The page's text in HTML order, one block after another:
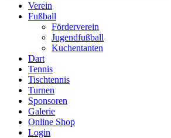
Verein
Fußball
Förderverein
Jugendfußball
Kuchentanten
Dart
Tennis
Tischtennis
Turnen
Sponsoren
Galerie
Online Shop
Login